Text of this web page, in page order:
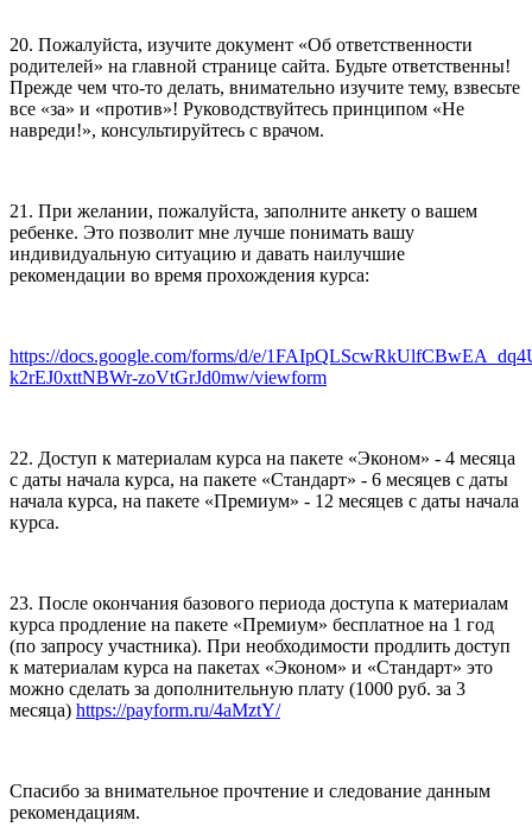
20. Пожалуйста, изучите документ «Об ответственности
родителей» на главной странице сайта. Будьте ответственны!
Прежде чем что-то делать, внимательно изучите тему, взвесьте
все «за» и «против»! Руководствуйтесь принципом «Не
навреди!», консультируйтесь с врачом.
21. При желании, пожалуйста, заполните анкету о вашем
ребенке. Это позволит мне лучше понимать вашу
индивидуальную ситуацию и давать наилучшие
рекомендации во время прохождения курса:
https://docs.google.com/forms/d/e/
k2rEJ0xttNBWr-zoVtGrJd0mw/viewform
22. Доступ к материалам курса на пакете «Эконом» - 4 месяца
с даты начала курса, на пакете «Стандарт» - 6 месяцев с даты
начала курса, на пакете «Премиум» - 12 месяцев с даты начала
курса.
23. После окончания базового периода доступа к материалам
курса продление на пакете «Премиум» бесплатное на 1 год
(по запросу участника). При необходимости продлить доступ
к материалам курса на пакетах «Эконом» и «Стандарт» это
можно сделать за дополнительную плату (1000 руб. за 3
месяца) https://payform.ru/4aMztY/
Спасибо за внимательное прочтение и следование данным
рекомендациям.